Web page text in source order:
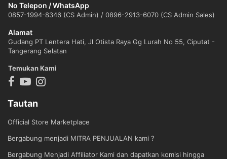
No Telepon / WhatsApp
0857-1994-8346 (CS Admin) / 0896-2913-6070 (CS Admin Sales)
Alamat
Gudang PT Lentera Hati, Jl Otista Raya Gg Lurah No 55, Ciputat -
Tangerang Selatan
Temukan Kami
Tautan
Official Store Marketplace
Bergabung menjadi MITRA PENJUALAN kami ?
Bergabung Menjadi Affiliator Kami dan dapatkan komisi hingga